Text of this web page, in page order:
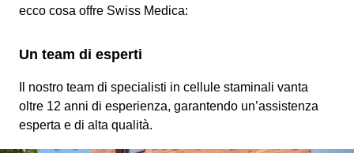
ecco cosa offre Swiss Medica:
Un team di esperti
Il nostro team di specialisti in cellule staminali vanta
oltre 12 anni di esperienza, garantendo un’assistenza
esperta e di alta qualità.